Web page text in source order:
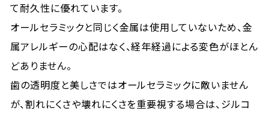
て耐久性に優れています。
オールセラミックと同じく金属は使用していないため、金
属アレルギーの心配はなく、経年経過による変色がほとん
どありません。
歯の透明度と美しさではオールセラミックに敵いません
が、割れにくさや壊れにくさを重要視する場合は、ジルコ